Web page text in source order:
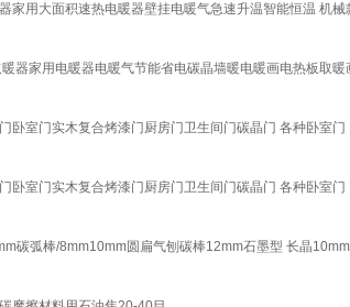
家用大面积速热电暖器壁挂电暖气急速升温智能恒温 机
器家用电暖器电暖气节能省电碳晶墙暖电暖画电热板取
卧室门实木复合烤漆门厨房门卫生间门碳晶门 各种卧室门
卧室门实木复合烤漆门厨房门卫生间门碳晶门 各种卧室门
碳弧棒/8mm10mm圆扁气刨碳棒12mm石墨型 长晶